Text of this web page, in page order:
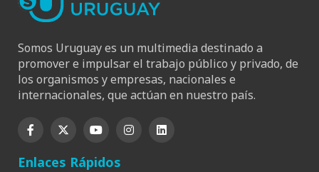
Somos Uruguay es un multimedia destinado a
promover e impulsar el trabajo público y privado, de
los organismos y empresas, nacionales e
internacionales, que actúan en nuestro país.
Enlaces Rápidos